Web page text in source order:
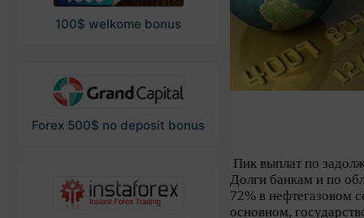
100$ welkome bonus
Forex 500$ no deposit bonus
Пик выплат по
Долги банкам и по
72% в нефтегазовом
основном,